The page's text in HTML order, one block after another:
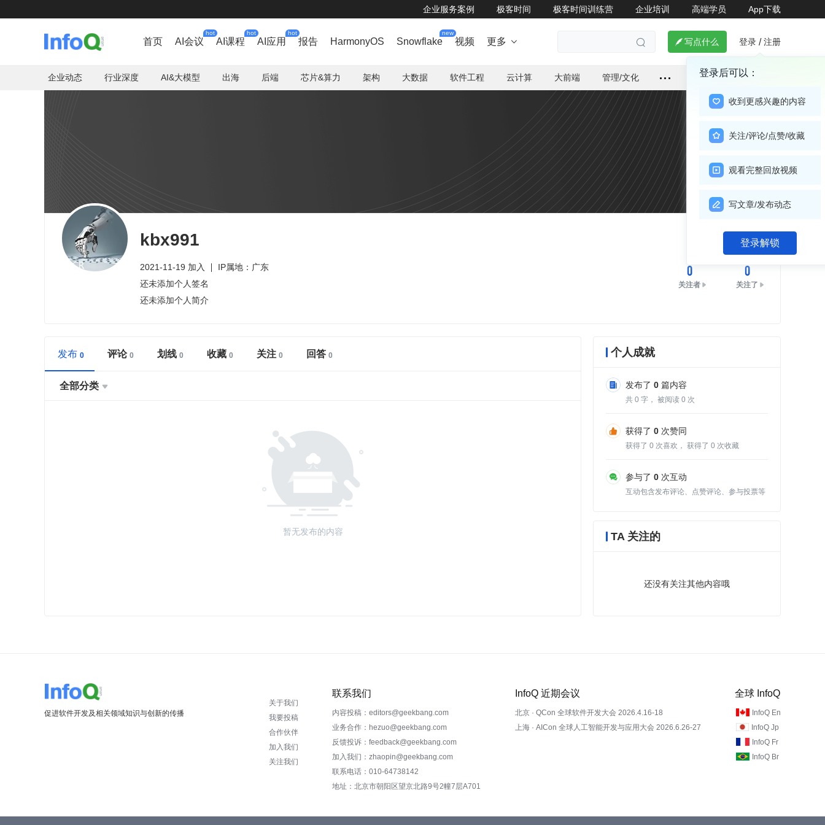
企业服务案例 极客时间 极客时间训练营 企业培训 高端学员 App下载
首页 AI会议
hot
AI课程
hot
AI应用
hot
报告 HarmonyOS Snowflake
new
视频 更多    写点什么 登录 / 注册
登录后可以：
收到更感兴趣的内容
关注/评论/点赞/收藏
观看完整回放视频
写文章/发布动态
登录解锁
企业动态 行业深度 AI&大模型 出海 后端 芯片&算力 架构 大数据 软件工程 云计算 大前端 管理/文化
kbx991
2021-11-19 加入
IP属地：广东
还未添加个人签名
还未添加个人简介
关注
0
关注者
0
关注了
发布 评论 划线 收藏 关注 回答
全部分类 
暂无发布的内容
个人成就
发布了 0 篇内容
共 0 字， 被阅读 0 次
获得了 0 次赞同
获得了 0 次喜欢， 获得了 0 次收藏
参与了 0 次互动
互动包含发布评论、点赞评论、参与投票等
TA 关注的
还没有关注其他内容哦
促进软件开发及相关领域知识与创新的传播
关于我们
我要投稿
合作伙伴
加入我们
关注我们
联系我们
内容投稿：editors@geekbang.com
业务合作：hezuo@geekbang.com
反馈投诉：feedback@geekbang.com
加入我们：zhaopin@geekbang.com
联系电话：010-64738142
地址：北京市朝阳区望京北路9号2幢7层A701
InfoQ 近期会议
北京 · QCon 全球软件开发大会 2026.4.16-18
上海 · AICon 全球人工智能开发与应用大会 2026.6.26-27
全球 InfoQ
InfoQ En
InfoQ Jp
InfoQ Fr
InfoQ Br